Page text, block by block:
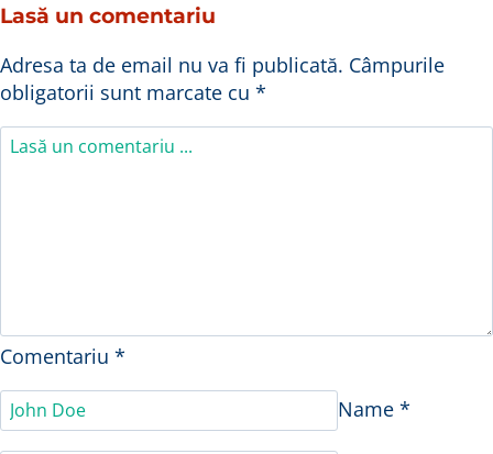
Lasă un comentariu
Adresa ta de email nu va fi publicată. Câmpurile
obligatorii sunt marcate cu *
Comentariu *
Name *